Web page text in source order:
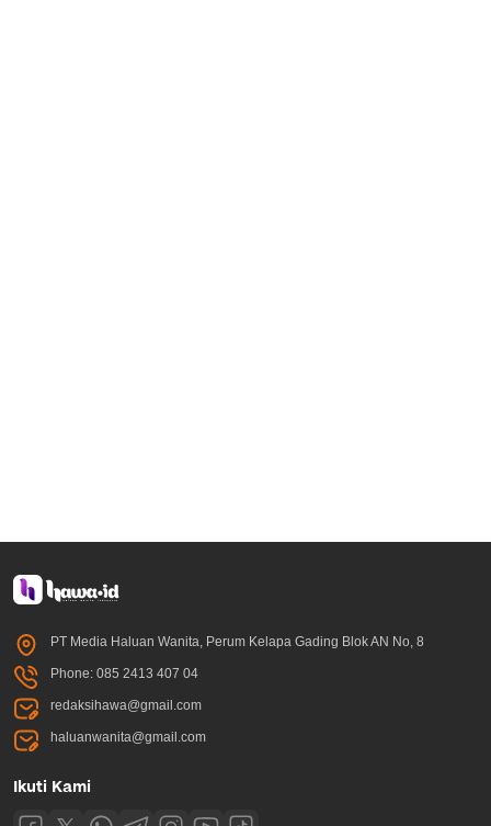
PT Media Haluan Wanita, Perum Kelapa Gading Blok AN No, 8
Phone: 085 2413 407 04
redaksihawa@gmail.com
haluanwanita@gmail.com
Ikuti Kami